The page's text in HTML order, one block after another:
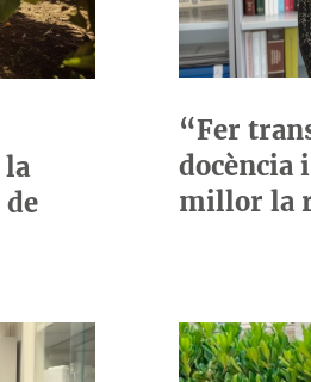
“Fer
docència
millor la